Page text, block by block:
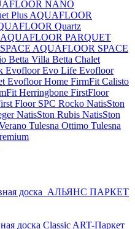
NANO
Plus AQUAFLOOR
Quartz
AQUAFLOOR PARQUET
AQUAFLOOR SPACE
Betta Villa Betta Chalet
Evofloor Evo Life Evofloor
Evofloor Home FirmFit Calisto
Herringbone FirstFloor
Floor SPC Rocko NatisSton
NatisSton Rubis NatisSton
Tulesna Ottimo Tulesna
доска АЛЬЯНС ПАРКЕТ
доска Classic ART-Паркет